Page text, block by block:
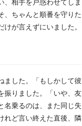
、相手を戸惑わせてしま
、ちゃんと順番を守りた
が言えずにいました。
ました。「もしかして彼
振りました。「いや、友
名乗るのは、また同じ失
れど言い終えた直後、隣